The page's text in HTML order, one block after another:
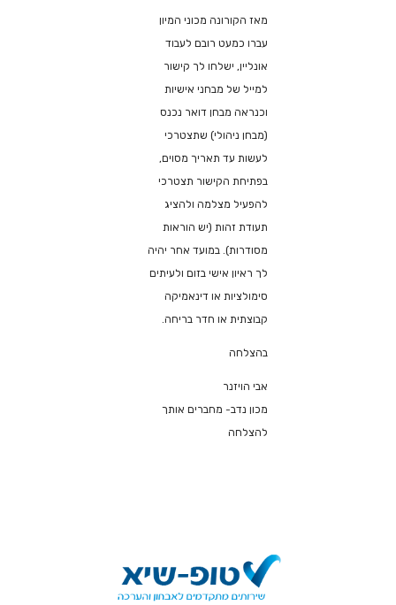
מאז הקורונה מכוני המיון
עברו כמעט רובם לעבוד
אונליין, ישלחו לך קישור
למייל של מבחני אישיות
וכנראה מבחן דואר נכנס
(מבחן ניהולי) שתצטרכי
לעשות עד תאריך מסוים,
בפתיחת הקישור תצטרכי
להפעיל מצלמה ולהציג
תעודת זהות (יש הוראות
מסודרות). במועד אחר יהיה
לך ראיון אישי בזום ולעיתים
סימולציות או דינאמיקה
קבוצתית או חדר בריחה.
בהצלחה
אבי הויזנר
מכון נדב- מחברים אותך
להצלחה